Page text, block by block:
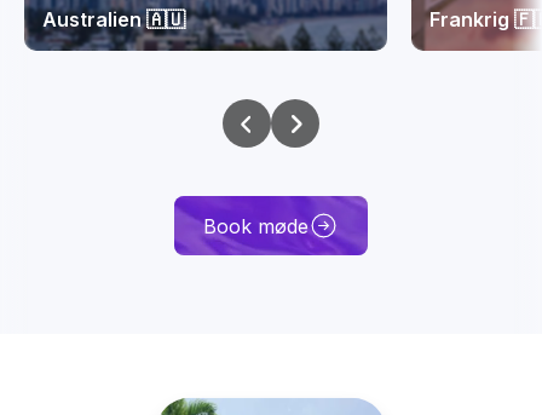
Australien 🇦🇺 Frankrig
Book møde